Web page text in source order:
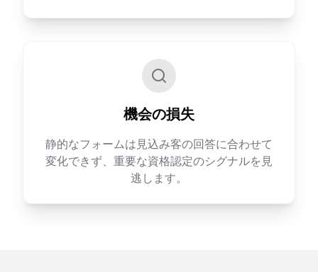
機会の損失
静的なフォームは見込み客の回答に合わせて
変化できず、重要な資格認定のシグナルを見
逃します。